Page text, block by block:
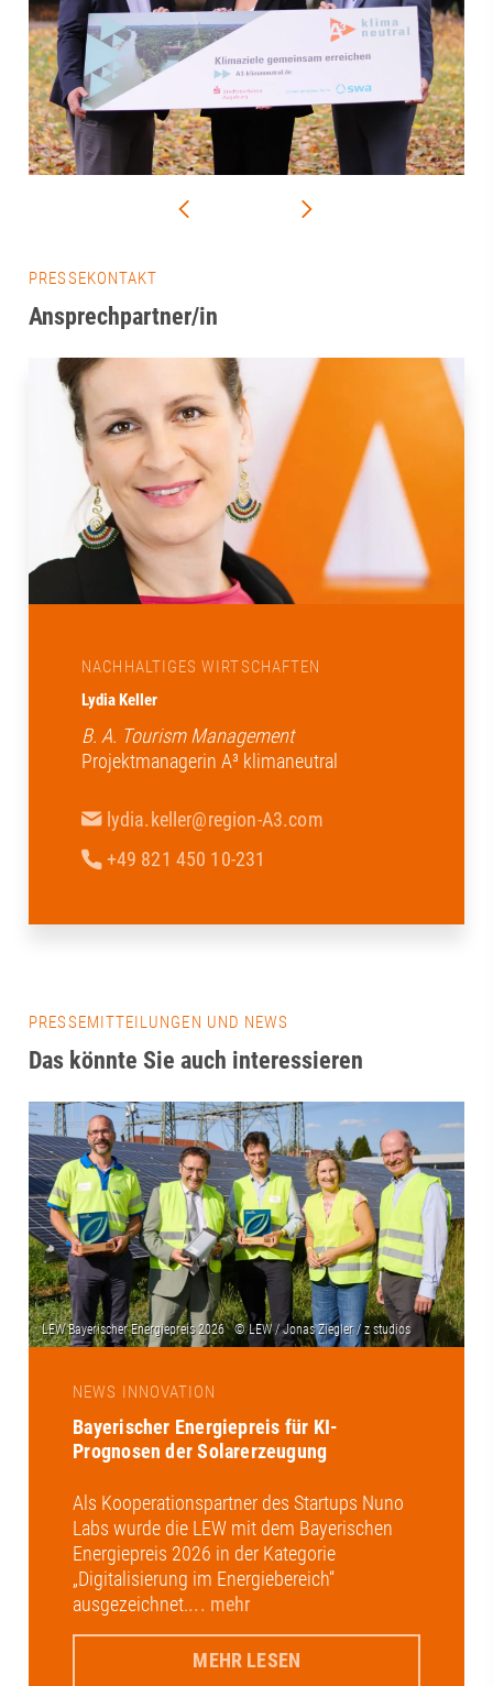
PRESSEKONTAKT
Ansprechpartner/in
NACHHALTIGES WIRTSCHAFTEN
Lydia Keller
B. A. Tourism Management
Projektmanagerin A³ klimaneutral
lydia.keller@region-A3.com
+49 821 450 10-231
PRESSEMITTEILUNGEN UND NEWS
Das könnte Sie auch interessieren
NEWS INNOVATION
Bayerischer Energiepreis für KI-
Prognosen der Solarerzeugung
Als Kooperationspartner des Startups Nuno
Labs wurde die LEW mit dem Bayerischen
Energiepreis 2026 in der Kategorie
„Digitalisierung im Energiebereich“
ausgezeichnet.... mehr
MEHR LESEN